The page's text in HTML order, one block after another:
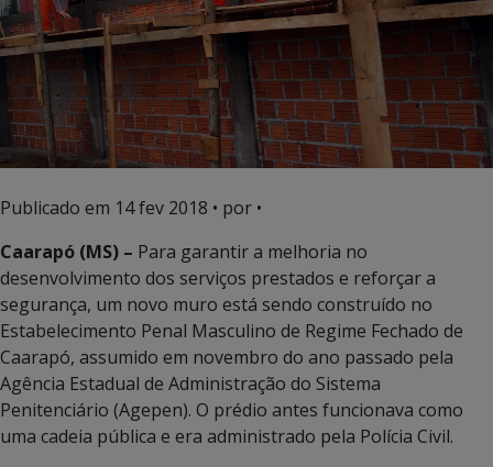
Publicado em 14 fev 2018 • por •
Caarapó (MS) – Para garantir a melhoria no
desenvolvimento dos serviços prestados e reforçar a
segurança, um novo muro está sendo construído no
Estabelecimento Penal Masculino de Regime Fechado de
Caarapó, assumido em novembro do ano passado pela
Agência Estadual de Administração do Sistema
Penitenciário (Agepen). O prédio antes funcionava como
uma cadeia pública e era administrado pela Polícia Civil.